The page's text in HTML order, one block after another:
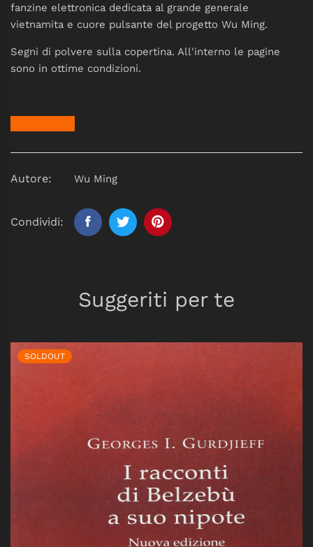
fanzine elettronica dedicata al grande generale
vietnamita e cuore pulsante del progetto Wu Ming.
Segni di polvere sulla copertina. All'interno le pagine
sono in ottime condizioni.
Autore: Wu Ming
Condividi:
Suggeriti per te
SOLDOUT